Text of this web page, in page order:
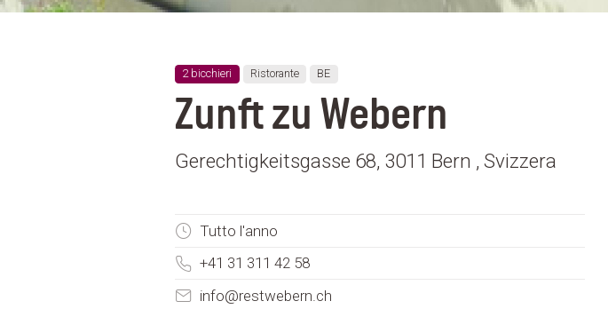
2 bicchieri Ristorante BE
Zunft zu Webern
Gerechtigkeitsgasse 68, 3011 Bern , Svizzera
Tutto l'anno
+41 31 311 42 58
info@restwebern.ch